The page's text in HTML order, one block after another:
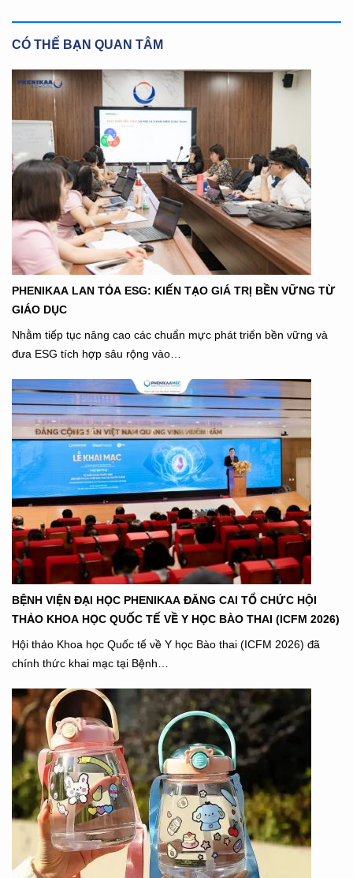
CÓ THỂ BẠN QUAN TÂM
PHENIKAA LAN TỎA ESG: KIẾN TẠO GIÁ TRỊ BỀN VỮNG TỪ
GIÁO DỤC
Nhằm tiếp tục nâng cao các chuẩn mực phát triển bền vững và
đưa ESG tích hợp sâu rộng vào…
BỆNH VIỆN ĐẠI HỌC PHENIKAA ĐĂNG CAI TỔ CHỨC HỘI
THẢO KHOA HỌC QUỐC TẾ VỀ Y HỌC BÀO THAI (ICFM 2026)
Hội thảo Khoa học Quốc tế về Y học Bào thai (ICFM 2026) đã
chính thức khai mạc tại Bệnh…